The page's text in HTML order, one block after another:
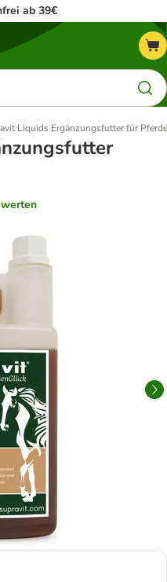
ab 39€
Liquids Ergänzungsfutter für